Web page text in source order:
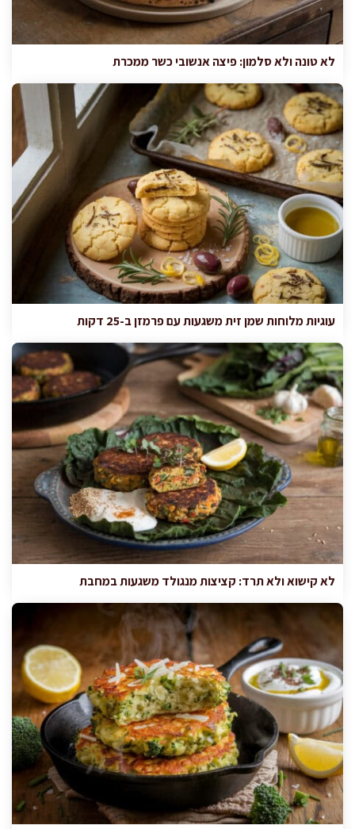
לא טונה ולא סלמון: פיצה אנשובי כשר ממכרת
עוגיות מלוחות שמן זית משגעות עם פרמזן ב-25 דקות
לא קישוא ולא תרד: קציצות מנגולד משגעות במחבת